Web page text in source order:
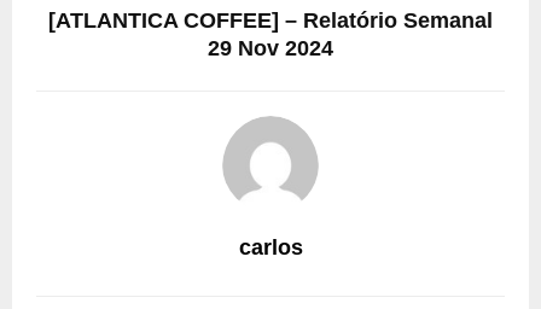
[ATLANTICA COFFEE] – Relatório Semanal
29 Nov 2024
carlos